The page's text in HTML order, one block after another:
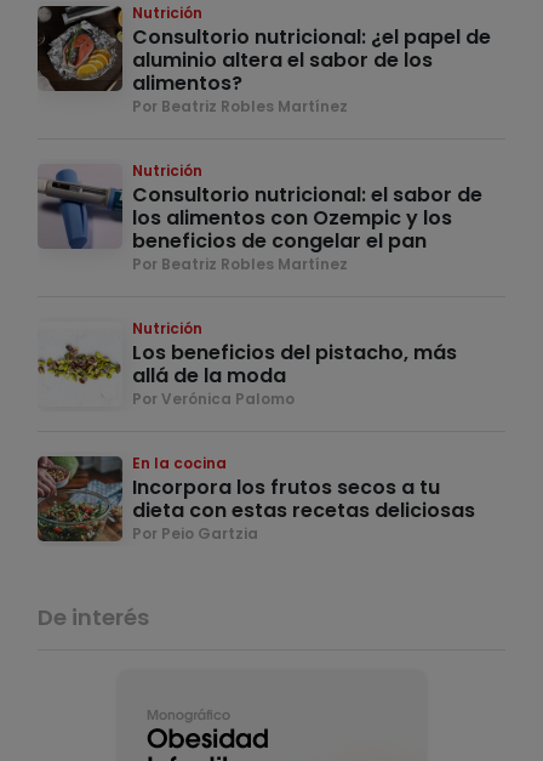
Nutrición
Consultorio nutricional: ¿el papel de
aluminio altera el sabor de los
alimentos?
Por Beatriz Robles Martínez
Nutrición
Consultorio nutricional: el sabor de
los alimentos con Ozempic y los
beneficios de congelar el pan
Por Beatriz Robles Martínez
Nutrición
Los beneficios del pistacho, más
allá de la moda
Por Verónica Palomo
En la cocina
Incorpora los frutos secos a tu
dieta con estas recetas deliciosas
Por Peio Gartzia
De interés